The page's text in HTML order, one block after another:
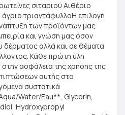
σιταριού Αιθέριο
τριαντάφυλλοΗ επιλογή
των προϊόντων μας
και γνώση μας όσον
δέρματος αλλά και σε θέματα
Κάθε πρώτη ύλη
ασφάλεια της χρήσης της
αυτής στο
συστατικά
Water/Eau**, Glycerin,
Hydroxypropyl